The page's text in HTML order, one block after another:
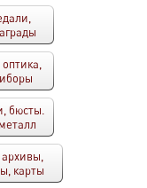
бюсты.
карты